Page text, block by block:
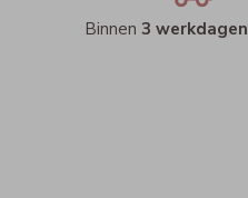
Binnen 3 werkdagen